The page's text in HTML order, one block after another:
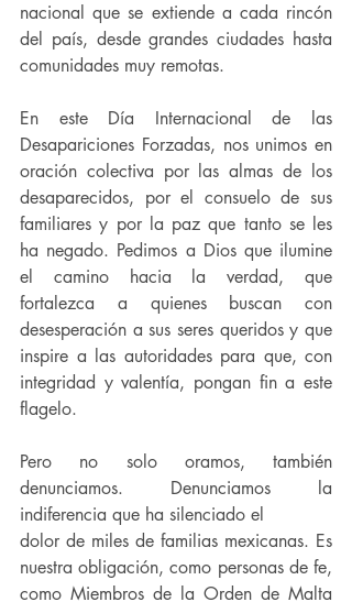
nacional que se extiende a cada rincón
del país, desde grandes ciudades hasta
comunidades muy remotas.
En este Día Internacional de las
Desapariciones Forzadas, nos unimos en
oración colectiva por las almas de los
desaparecidos, por el consuelo de sus
familiares y por la paz que tanto se les
ha negado. Pedimos a Dios que ilumine
el camino hacia la verdad, que
fortalezca a quienes buscan con
desesperación a sus seres queridos y que
inspire a las autoridades para que, con
integridad y valentía, pongan fin a este
flagelo.
Pero no solo oramos, también
denunciamos. Denunciamos la
indiferencia que ha silenciado el
dolor de miles de familias mexicanas. Es
nuestra obligación, como personas de fe,
como Miembros de la Orden de Malta